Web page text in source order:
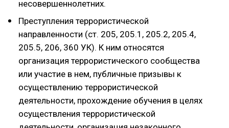
несовершеннолетних.
Преступления террористической
направленности (ст. 205, 205.1, 205.2, 205.4,
205.5, 206, 360 УК). К ним относятся
организация террористического сообщества
или участие в нем, публичные призывы к
осуществлению террористической
деятельности, прохождение обучения в целях
осуществления террористической